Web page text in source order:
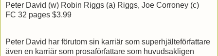
Peter David (w) Robin Riggs (a) Riggs, Joe Corroney (c)
FC 32 pages $3.99
Peter David har förutom sin karriär som superhjälteförfattare
även en karriär som prosaförfattare som huvudsakligen